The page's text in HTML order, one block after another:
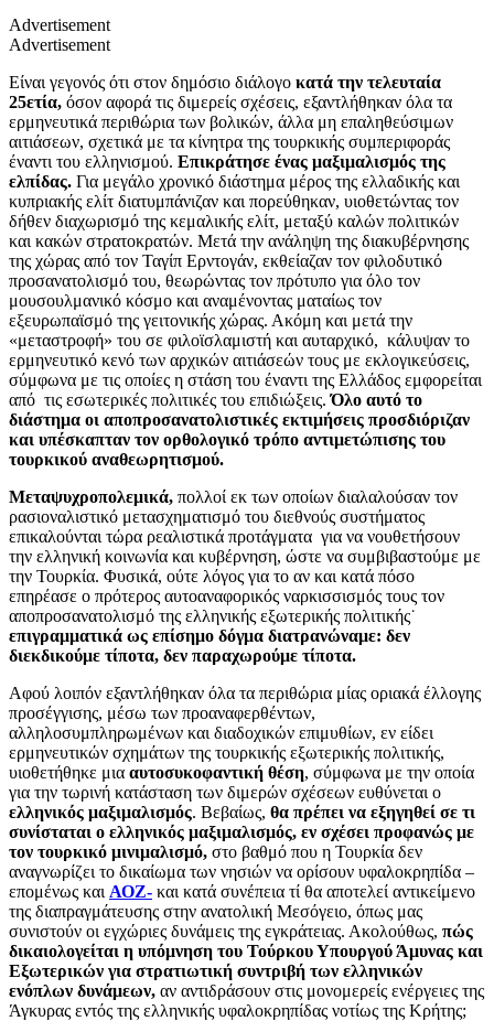
Advertisement
Advertisement
Είναι γεγονός ότι στον δημόσιο διάλογο κατά την τελευταία
25ετία, όσον αφορά τις διμερείς σχέσεις, εξαντλήθηκαν όλα τα
ερμηνευτικά περιθώρια των βολικών, άλλα μη επαληθεύσιμων
αιτιάσεων, σχετικά με τα κίνητρα της τουρκικής συμπεριφοράς
έναντι του ελληνισμού. Επικράτησε ένας μαξιμαλισμός της
ελπίδας. Για μεγάλο χρονικό διάστημα μέρος της ελλαδικής και
κυπριακής ελίτ διατυμπάνιζαν και πορεύθηκαν, υιοθετώντας τον
δήθεν διαχωρισμό της κεμαλικής ελίτ, μεταξύ καλών πολιτικών
και κακών στρατοκρατών. Μετά την ανάληψη της διακυβέρνησης
της χώρας από τον Ταγίπ Ερντογάν, εκθείαζαν τον φιλοδυτικό
προσανατολισμό του, θεωρώντας τον πρότυπο για όλο τον
μουσουλμανικό κόσμο και αναμένοντας ματαίως τον
εξευρωπαϊσμό της γειτονικής χώρας. Ακόμη και μετά την
«μεταστροφή» του σε φιλοϊσλαμιστή και αυταρχικό, κάλυψαν το
ερμηνευτικό κενό των αρχικών αιτιάσεών τους με εκλογικεύσεις,
σύμφωνα με τις οποίες η στάση του έναντι της Ελλάδος εμφορείται
από τις εσωτερικές πολιτικές του επιδιώξεις.Όλο αυτό το
διάστημα οι αποπροσανατολιστικές εκτιμήσεις προσδιόριζαν
και υπέσκαπταν τον ορθολογικό τρόπο αντιμετώπισης του
τουρκικού αναθεωρητισμού.
Μεταψυχροπολεμικά, πολλοί εκ των οποίων διαλαλούσαν τον
ρασιοναλιστικό μετασχηματισμό του διεθνούς συστήματος
επικαλούνται τώρα ρεαλιστικά προτάγματα για να νουθετήσουν
την ελληνική κοινωνία και κυβέρνηση, ώστε να συμβιβαστούμε με
την Τουρκία. Φυσικά, ούτε λόγος για το αν και κατά πόσο
επηρέασε ο πρότερος αυτοαναφορικός ναρκισσισμός τους τον
αποπροσανατολισμό της ελληνικής εξωτερικής πολιτικής˙
επιγραμματικά ως επίσημο δόγμα διατρανώναμε: δεν
διεκδικούμε τίποτα, δεν παραχωρούμε τίποτα.
Αφού λοιπόν εξαντλήθηκαν όλα τα περιθώρια μίας οριακά έλλογης
προσέγγισης, μέσω των προαναφερθέντων,
αλληλοσυμπληρωμένων και διαδοχικών επιμυθίων, εν είδει
ερμηνευτικών σχημάτων της τουρκικής εξωτερικής πολιτικής,
υιοθετήθηκε μια αυτοσυκοφαντική θέση, σύμφωνα με την οποία
για την τωρινή κατάσταση των διμερών σχέσεων ευθύνεται ο
ελληνικός μαξιμαλισμός. Βεβαίως, θα πρέπει να εξηγηθεί σε τι
συνίσταται ο ελληνικός μαξιμαλισμός, εν σχέσει προφανώς με
τον τουρκικό μινιμαλισμό, στο βαθμό που η Τουρκία δεν
αναγνωρίζει το δικαίωμα των νησιών να ορίσουν υφαλοκρηπίδα –
επομένως και ΑΟΖ- και κατά συνέπεια τί θα αποτελεί αντικείμενο
της διαπραγμάτευσης στην ανατολική Μεσόγειο, όπως μας
συνιστούν οι εγχώριες δυνάμεις της εγκράτειας. Ακολούθως, πώς
δικαιολογείται η υπόμνηση του Τούρκου Υπουργού Άμυνας και
Εξωτερικών για στρατιωτική συντριβή των ελληνικών
ενόπλων δυνάμεων, αν αντιδράσουν στις μονομερείς ενέργειες της
Άγκυρας εντός της ελληνικής υφαλοκρηπίδας νοτίως της Κρήτης;